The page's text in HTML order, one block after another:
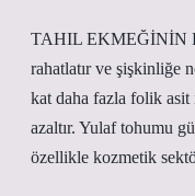
TAHIL EKMEĞİNİN
rahatlatır ve şişkinliğe
kat daha fazla folik
azaltır. Yulaf tohumu
özellikle kozmetik